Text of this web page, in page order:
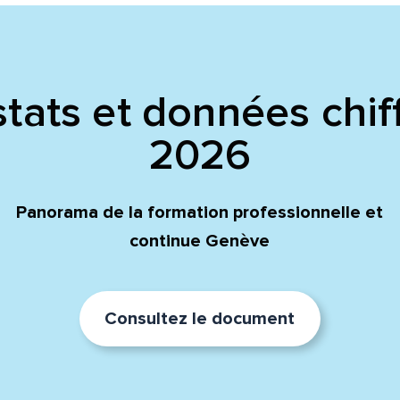
et données
2026
Panorama de la formation professionnelle et
continue Genève
Consultez le document